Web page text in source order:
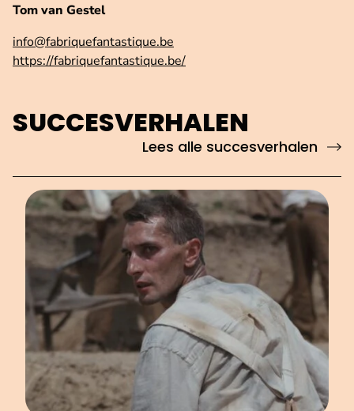
Tom van Gestel
info@fabriquefantastique.be
https://fabriquefantastique.be/
SUCCESVERHALEN
Lees alle succesverhalen